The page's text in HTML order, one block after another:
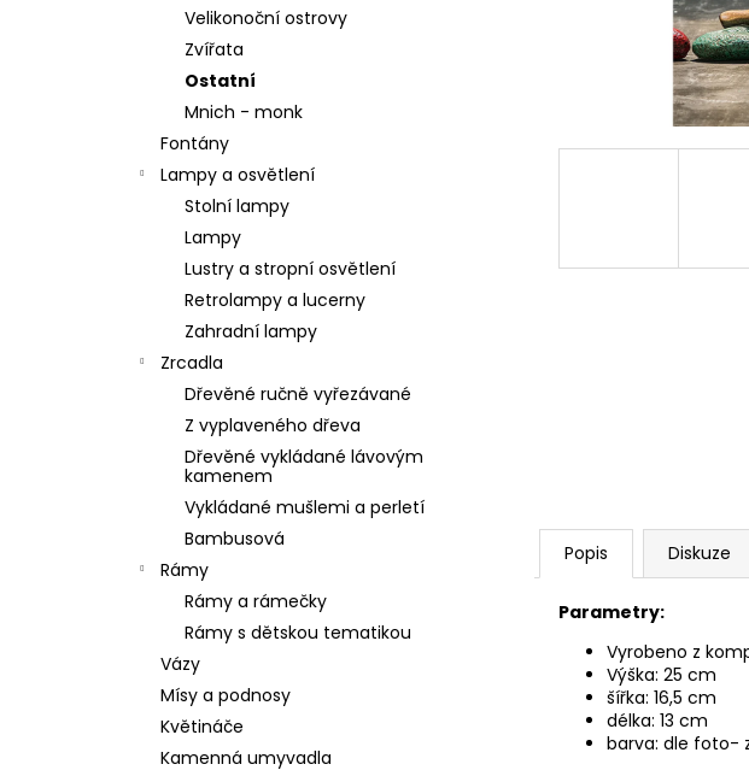
Velikonoční ostrovy
Zvířata
Ostatní
Mnich - monk
Fontány
Lampy a osvětlení
Stolní lampy
Lampy
Lustry a stropní osvětlení
Retrolampy a lucerny
Zahradní lampy
Zrcadla
Dřevěné ručně vyřezávané
Z vyplaveného dřeva
Dřevěné vykládané lávovým
kamenem
Vykládané mušlemi a perletí
Bambusová
Rámy
Rámy a rámečky
Rámy s dětskou tematikou
Vázy
Mísy a podnosy
Květináče
Kamenná umyvadla
Popis Diskuze
Parametry:
Vyrobeno z
Výška: 25 cm
šířka: 16,5 cm
délka: 13 cm
barva: dle foto-
SOCHA BUDHA BUDDHA 165CM PATINA
39 900 Kč